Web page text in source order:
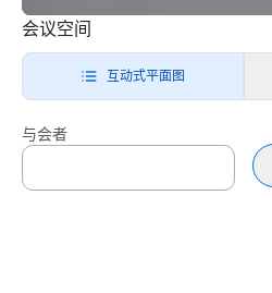
会议空间
互动式平面图
与会者